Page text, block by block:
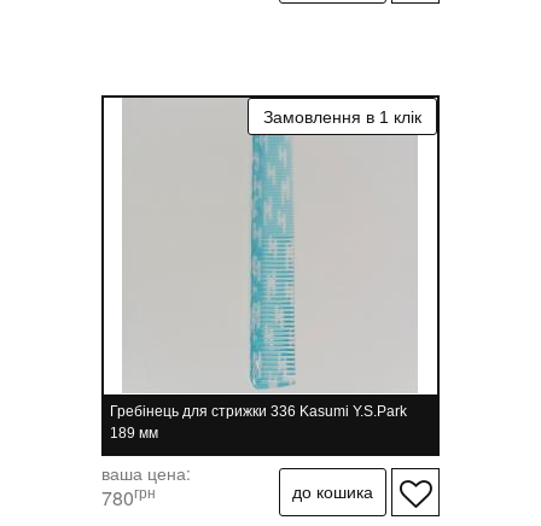
Гребінець для стрижки 336 Kasumi Y.S.Park
189 мм
ваша цена:
780грн